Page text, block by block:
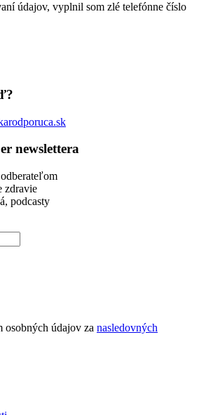
údajov, vyplnil som zlé telefónne číslo
newslettera
odberateľom
zdravie
podcasty
osobných údajov za nasledovných